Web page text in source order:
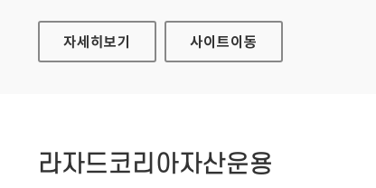
롯데그룹채용 홈페이지
자세히보기 사이트이동
라자드코리아자산운용